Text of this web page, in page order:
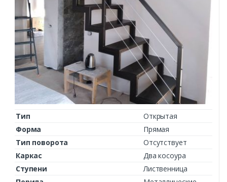
Тип
Открытая
Форма
Прямая
Тип поворота
Отсутствует
Каркас
Два косоура
Ступени
Лиственница